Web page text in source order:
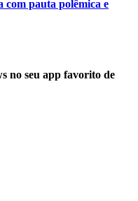
com pauta polêmica e
no seu app favorito de